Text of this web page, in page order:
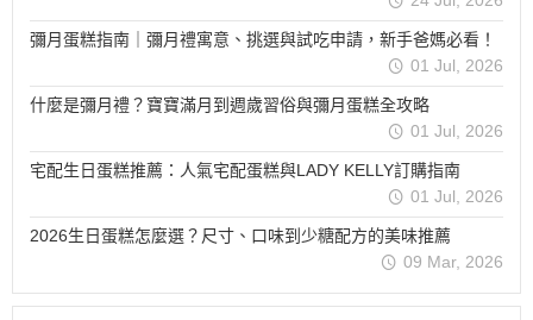
彌月蛋糕指南｜彌月禮寓意、挑選與試吃申請，新手爸媽必看！
01 Jul, 2026
什麼是彌月禮？寶寶滿月到週歲習俗與彌月蛋糕全攻略
01 Jul, 2026
宅配生日蛋糕推薦：人氣宅配蛋糕與LADY KELLY訂購指南
01 Jul, 2026
2026生日蛋糕怎麼選？尺寸、口味到少糖配方的美味推薦
09 Mar, 2026